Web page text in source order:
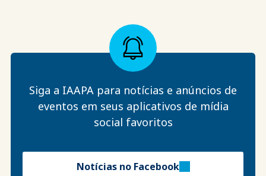
Siga a IAAPA para notícias e anúncios de
eventos em seus aplicativos de mídia
social favoritos
Notícias no Facebook